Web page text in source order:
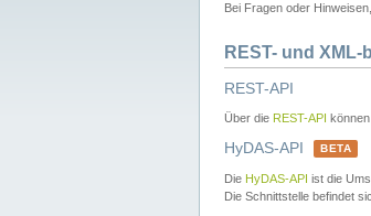
Bei Fragen oder
REST- und
REST-API
Über die REST-API
HyDAS-API BETA
Die HyDAS-API ist die
Die Schnittstelle befindet